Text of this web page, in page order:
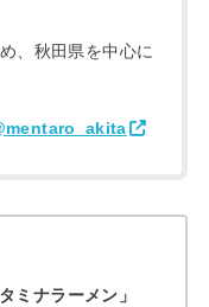
、秋田県を中心に
ミナラーメン」